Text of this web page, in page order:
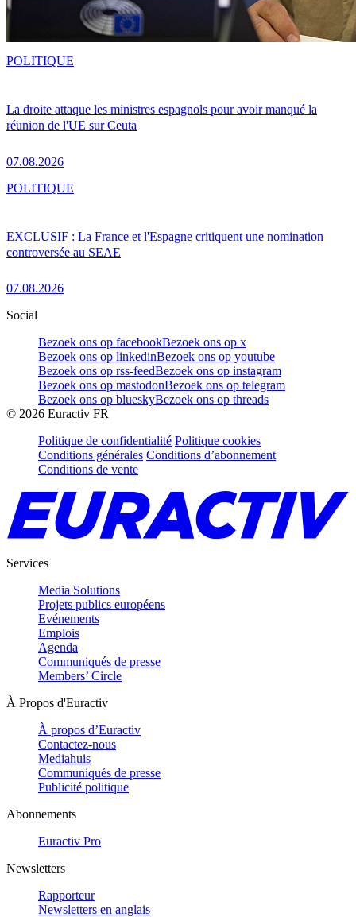
La droite attaque les ministres espagnols pour avoir manqué la
réunion de l'UE sur Ceuta
07.08.2026
POLITIQUE
EXCLUSIF : La France et l'Espagne critiquent une nomination
controversée au SEAE
07.08.2026
POLITIQUE
Social
Bezoek ons op facebookBezoek ons op x
Bezoek ons op linkedinBezoek ons op youtube
Bezoek ons op rss-feedBezoek ons op instagram
Bezoek ons op mastodonBezoek ons op telegram
Bezoek ons op blueskyBezoek ons op threads
© 2026 Euractiv FR
Politique de confidentialité Politique cookies
Conditions générales Conditions d’abonnement
Conditions de vente
Services
Media Solutions
Projets publics européens
Evénements
Emplois
Agenda
Communiqués de presse
Members’ Circle
À Propos d'Euractiv
À propos d’Euractiv
Contactez-nous
Mediahuis
Communiqués de presse
Publicité politique
Abonnements
Euractiv Pro
Newsletters
Rapporteur
Newsletters en anglais